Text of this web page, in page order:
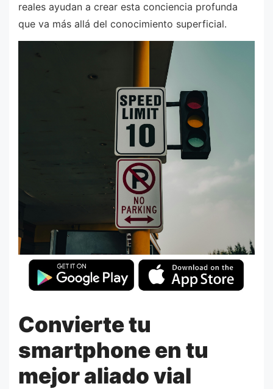
reales ayudan a crear esta conciencia profunda
que va más allá del conocimiento superficial.
Convierte tu
smartphone en tu
mejor aliado vial